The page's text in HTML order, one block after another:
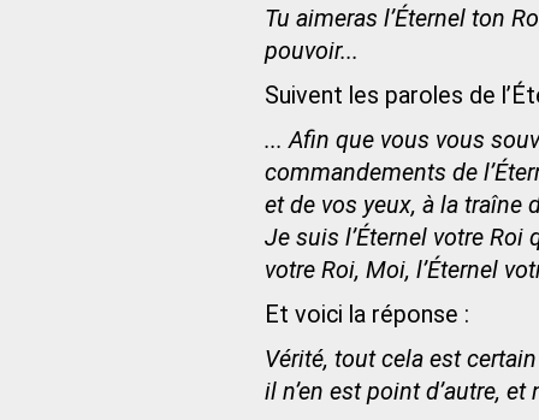
Tu aimeras l’Éternel ton
pouvoir...
Suivent les paroles de
... Afin que vous vous
commandements de
et de vos yeux, à la traîne
Je suis l’Éternel votre Roi
votre Roi, Moi, l’Éternel
Et voici la réponse :
Vérité, tout cela est
il n’en est point d’autre,